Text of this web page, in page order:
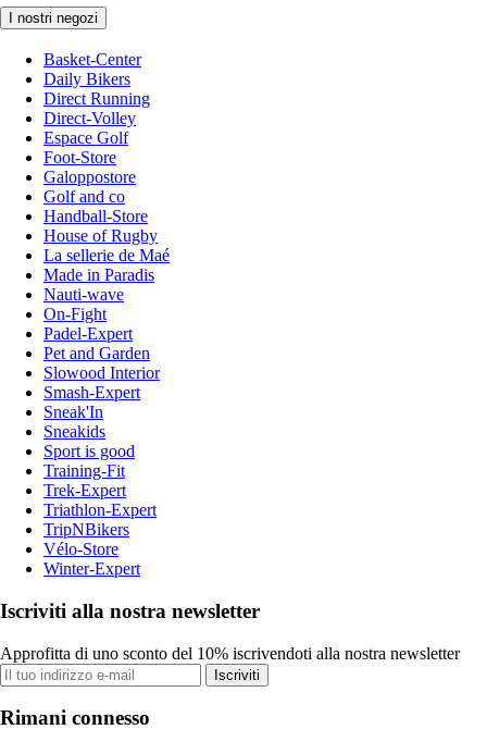
I nostri negozi
Basket-Center
Daily Bikers
Direct Running
Direct-Volley
Espace Golf
Foot-Store
Galoppostore
Golf and co
Handball-Store
House of Rugby
La sellerie de Maé
Made in Paradis
Nauti-wave
On-Fight
Padel-Expert
Pet and Garden
Slowood Interior
Smash-Expert
Sneak'In
Sneakids
Sport is good
Training-Fit
Trek-Expert
Triathlon-Expert
TripNBikers
Vélo-Store
Winter-Expert
Iscriviti alla nostra newsletter
Approfitta di uno sconto del 10% iscrivendoti alla nostra newsletter
Iscriviti
Rimani connesso